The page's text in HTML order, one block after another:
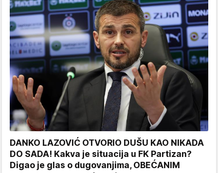
DANKO LAZOVIĆ OTVORIO DUŠU KAO NIKADA
DO SADA! Kakva je situacija u FK Partizan?
Digao je glas o dugovanjima, OBEĆANIM